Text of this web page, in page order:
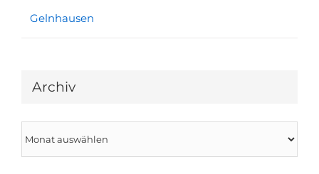
Gelnhausen
Archiv